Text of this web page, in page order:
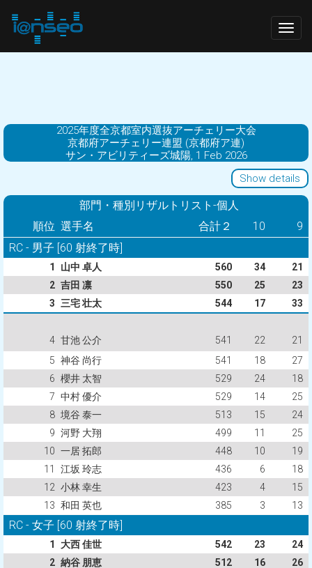
2025年度全京都室内選抜アーチェリー大会
京都府アーチェリー連盟 (京都府ア連)
サン・アビリティーズ城陽, 1 Feb 2026
Show details
部門・種別リザルトリスト-個人
順位 選手名 合計２ 10
9
RC - 男子 [60 射終了時]
1 山中 卓人 560 34
21
2 吉田 凛 550 25
23
3
三宅 壮太 544 17 33
4 甘池 公介 541 22
21
5 神谷 尚行 541 18
27
6 櫻井 太智 529 24
18
7 中村 優介 529 14
25
8 境谷 泰一 513 15
24
9 河野 大翔 499 11
25
10 一居 拓郎 448 10
19
11
江坂 玲志 436 6
18
12 小林 幸生 423 4
15
13 和田 英也 385 3 13
RC - 女子 [60 射終了時]
1 大西 佳世 542 23
24
2 納谷 朋恵 512 16
26